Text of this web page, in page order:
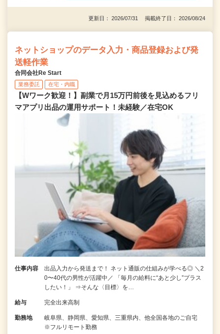
更新日： 2026/07/31 掲載終了日： 2026/08/24
ネットショップのデータ入力・商品登録および発
送軽作業
合同会社Re Start
業務委託 在宅・内職
【Wワーク歓迎！】副業で月15万円前後を見込めるフリ
マアプリ出品の運用サポート！未経験／在宅OK
仕事内容
出品入力から発送まで！ ネット通販の仕組みが学べる◎ ＼2
0〜40代の男性が活躍中／ 「毎月の給料に“あと少し”プラス
したい！」 ⇒そんな〈目標〉を…
給与 完全出来高制
勤務地
岐阜県、静岡県、愛知県、三重県内、他全国各地のご自宅
※フルリモート勤務